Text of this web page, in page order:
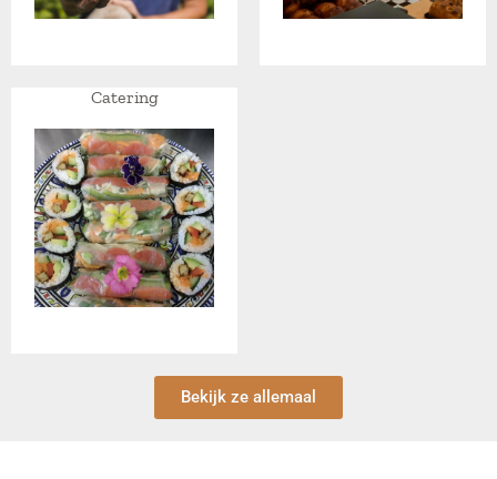
Catering
Bekijk ze allemaal